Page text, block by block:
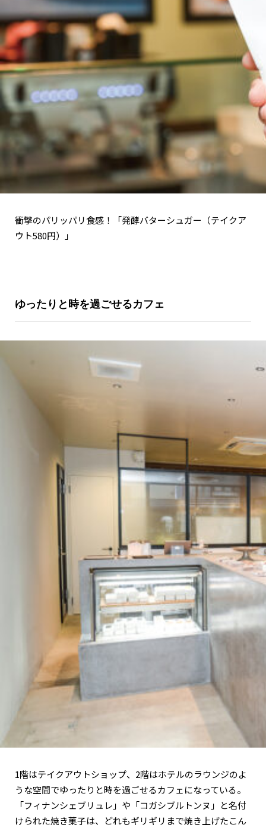
衝撃のパリッパリ食感！「発酵バターシュガー（テイクア
ウト580円）」
ゆったりと時を過ごせるカフェ
1階はテイクアウトショップ、2階はホテルのラウンジのよ
うな空間でゆったりと時を過ごせるカフェになっている。
「フィナンシェブリュレ」や「コガシブルトンヌ」と名付
けられた焼き菓子は、どれもギリギリまで焼き上げたこん